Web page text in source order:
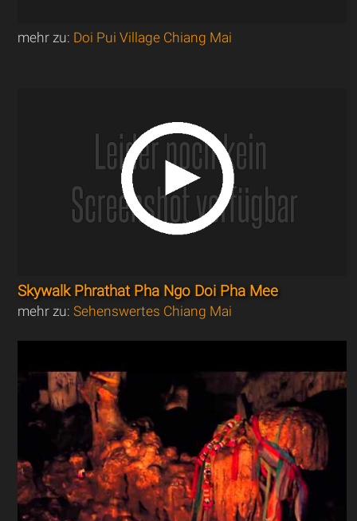
mehr zu: Doi Pui Village Chiang Mai
Skywalk Phrathat Pha Ngo Doi Pha Mee
mehr zu:Sehenswertes Chiang Mai